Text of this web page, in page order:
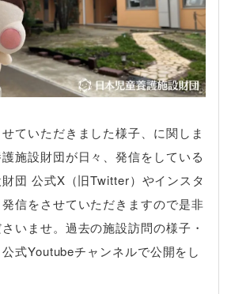
ていただきました様子、に関しま
施設財団が日々、発信をしている
団 公式X（旧Twitter）やインスタ
信をさせていただきますので是非
いませ。過去の施設訪問の様子・
式Youtubeチャンネルで公開をし